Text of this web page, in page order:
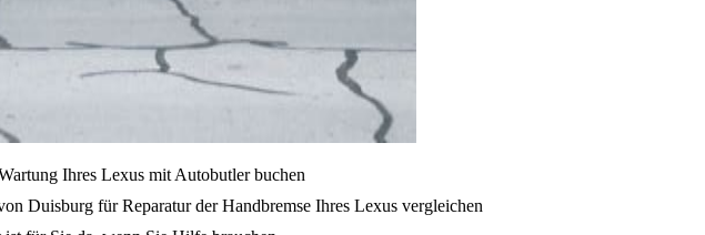
Ihres Lexus mit Autobutler buchen
Duisburg für Reparatur der Handbremse Ihres Lexus vergleichen